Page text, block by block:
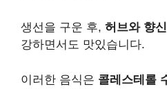
생선을 구운 후, 허브와 향
강하면서도 맛있습니다.
이러한 음식은 콜레스테롤